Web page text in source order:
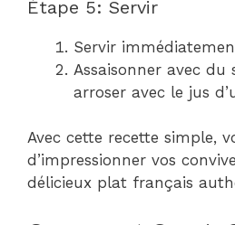
Étape 5: Servir
Servir
Assaisonner avec du
arroser avec le jus
Avec cette recette simple,
d’impressionner vos
délicieux plat français